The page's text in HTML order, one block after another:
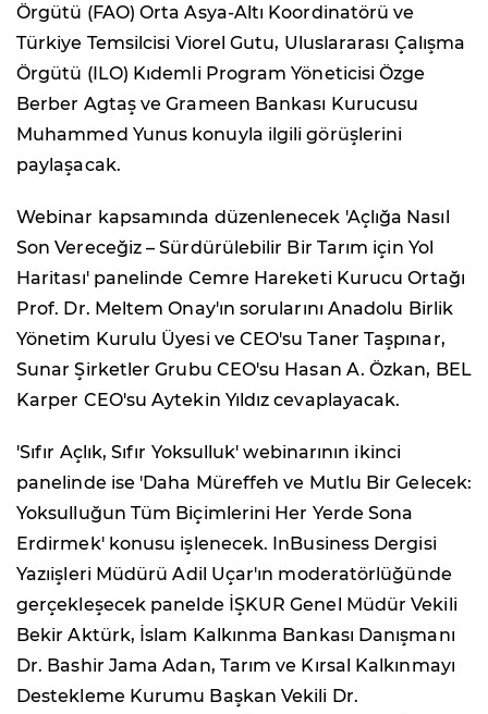
Örgütü (FAO) Orta Asya-Altı Koordinatörü ve
Türkiye Temsilcisi Viorel Gutu, Uluslararası Çalışma
Örgütü (ILO) Kıdemli Program Yöneticisi Özge
Berber Agtaş ve Grameen Bankası Kurucusu
Muhammed Yunus konuyla ilgili görüşlerini
paylaşacak.
Webinar kapsamında düzenlenecek 'Açlığa Nasıl
Son Vereceğiz – Sürdürülebilir Bir Tarım için Yol
Haritası' panelinde Cemre Hareketi Kurucu Ortağı
Prof. Dr. Meltem Onay'ın sorularını Anadolu Birlik
Yönetim Kurulu Üyesi ve CEO'su Taner Taşpınar,
Sunar Şirketler Grubu CEO'su Hasan A. Özkan, BEL
Karper CEO'su Aytekin Yıldız cevaplayacak.
'Sıfır Açlık, Sıfır Yoksulluk' webinarının ikinci
panelinde ise 'Daha Müreffeh ve Mutlu Bir Gelecek:
Yoksulluğun Tüm Biçimlerini Her Yerde Sona
Erdirmek' konusu işlenecek. InBusiness Dergisi
Yazıişleri Müdürü Adil Uçar'ın moderatörlüğünde
gerçekleşecek panelde İŞKUR Genel Müdür Vekili
Bekir Aktürk, İslam Kalkınma Bankası Danışmanı
Dr. Bashir Jama Adan, Tarım ve Kırsal Kalkınmayı
Destekleme Kurumu Başkan Vekili Dr.